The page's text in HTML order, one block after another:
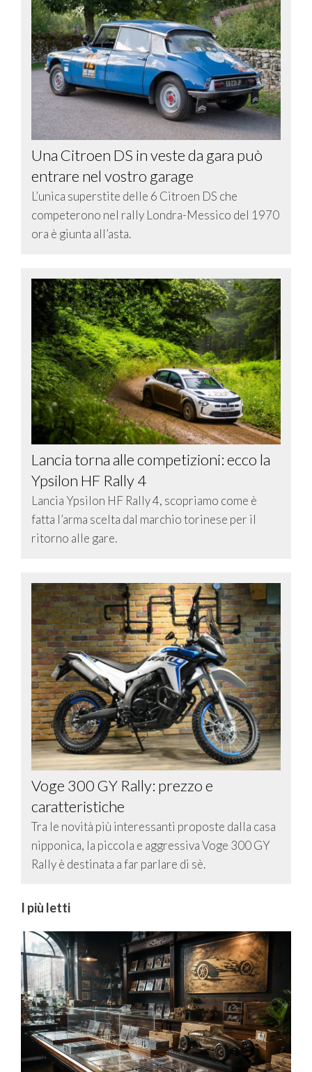
Una Citroen DS in veste da gara può
entrare nel vostro garage
L’unica superstite delle 6 Citroen DS che
competerono nel rally Londra-Messico del 1970
ora è giunta all’asta.
Lancia torna alle competizioni: ecco la
Ypsilon HF Rally 4
Lancia Ypsilon HF Rally 4, scopriamo come è
fatta l’arma scelta dal marchio torinese per il
ritorno alle gare.
Voge 300 GY Rally: prezzo e
caratteristiche
Tra le novità più interessanti proposte dalla casa
nipponica, la piccola e aggressiva Voge 300 GY
Rally è destinata a far parlare di sè.
I più letti